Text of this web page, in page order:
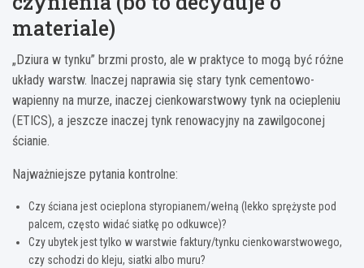
materiale)
„Dziura w tynku” brzmi prosto, ale w praktyce to mogą być różne
układy warstw. Inaczej naprawia się stary tynk cementowo-
wapienny na murze, inaczej cienkowarstwowy tynk na ociepleniu
(ETICS), a jeszcze inaczej tynk renowacyjny na zawilgoconej
ścianie.
Najważniejsze pytania kontrolne:
Czy ściana jest ocieplona styropianem/wełną (lekko sprężyste pod
palcem, często widać siatkę po odkuwce)?
Czy ubytek jest tylko w warstwie faktury/tynku cienkowarstwowego,
czy schodzi do kleju, siatki albo muru?